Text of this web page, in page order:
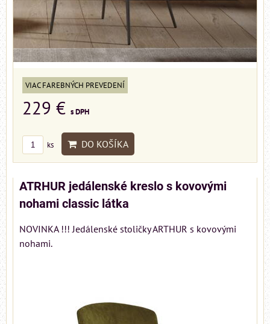
VIAC FAREBNÝCH PREVEDENÍ
229 € s DPH
ks DO KOŠÍKA
ATRHUR jedálenské kreslo s kovovými
nohami classic látka
NOVINKA !!! Jedálenské stoličky ARTHUR s kovovými
nohami.